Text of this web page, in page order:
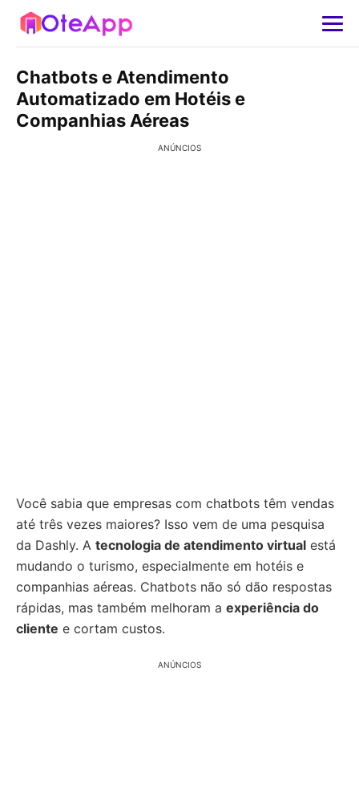
Chatbots e Atendimento
Automatizado em Hotéis e
Companhias Aéreas
ANÚNCIOS
Você sabia que empresas com chatbots têm vendas
até três vezes maiores? Isso vem de uma pesquisa
da Dashly. A tecnologia de atendimento virtual está
mudando o turismo, especialmente em hotéis e
companhias aéreas. Chatbots não só dão respostas
rápidas, mas também melhoram a experiência do
cliente e cortam custos.
ANÚNCIOS